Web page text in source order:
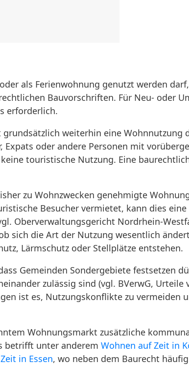
als Ferienwohnung genutzt werden
Bauvorschriften. Für Neu- oder
erforderlich.
weiterhin eine Wohnnutzung
oder andere Personen mit
touristische Nutzung. Eine
zu Wohnzwecken genehmigte
Besucher vermietet, kann dies eine
Oberverwaltungsgericht Nordrhein-
sich die Art der Nutzung wesentlich
Lärmschutz oder Stellplätze entstehen.
Gemeinden Sondergebiete festsetzen
zulässig sind (vgl. BVerwG, Urteile
ist es, Nutzungskonflikte zu vermeiden
Wohnungsmarkt zusätzliche
betrifft unter anderemWohnen auf Zeit in
in Essen, wo neben dem Baurecht